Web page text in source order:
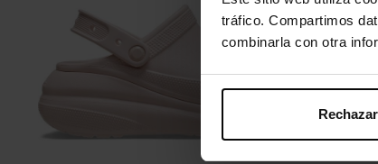
tráfico. Compartimos
combinarla con otra
Rechazar